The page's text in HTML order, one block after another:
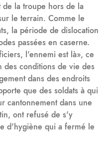
la troupe hors de la
le terrain. Comme le
la période de dislocation
passées en caserne.
l'ennemi est là», ce
conditions de vie des
dans des endroits
que des soldats à qui
cantonnement dans une
ont refusé de s'y
d'hygiène qui a fermé le